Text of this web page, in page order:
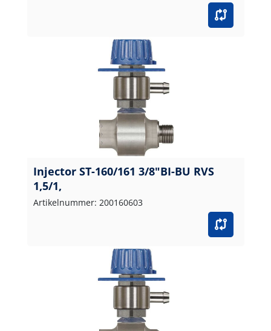
Injector ST-160/161 3/8"BI-BU RVS
1,5/1,
Artikelnummer: 200160603